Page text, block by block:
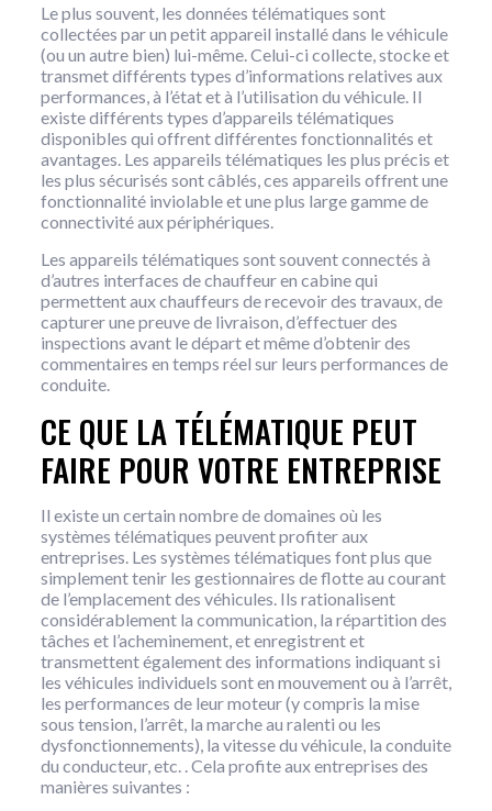
Le plus souvent, les données télématiques sont
collectées par un petit appareil installé dans le véhicule
(ou un autre bien) lui-même. Celui-ci collecte, stocke et
transmet différents types d’informations relatives aux
performances, à l’état et à l’utilisation du véhicule. Il
existe différents types d’appareils télématiques
disponibles qui offrent différentes fonctionnalités et
avantages. Les appareils télématiques les plus précis et
les plus sécurisés sont câblés, ces appareils offrent une
fonctionnalité inviolable et une plus large gamme de
connectivité aux périphériques.
Les appareils télématiques sont souvent connectés à
d’autres interfaces de chauffeur en cabine qui
permettent aux chauffeurs de recevoir des travaux, de
capturer une preuve de livraison, d’effectuer des
inspections avant le départ et même d’obtenir des
commentaires en temps réel sur leurs performances de
conduite.
CE QUE LA TÉLÉMATIQUE PEUT
FAIRE POUR VOTRE ENTREPRISE
Il existe un certain nombre de domaines où les
systèmes télématiques peuvent profiter aux
entreprises. Les systèmes télématiques font plus que
simplement tenir les gestionnaires de flotte au courant
de l’emplacement des véhicules. Ils rationalisent
considérablement la communication, la répartition des
tâches et l’acheminement, et enregistrent et
transmettent également des informations indiquant si
les véhicules individuels sont en mouvement ou à l’arrêt,
les performances de leur moteur (y compris la mise
sous tension, l’arrêt, la marche au ralenti ou les
dysfonctionnements), la vitesse du véhicule, la conduite
du conducteur, etc. . Cela profite aux entreprises des
manières suivantes :